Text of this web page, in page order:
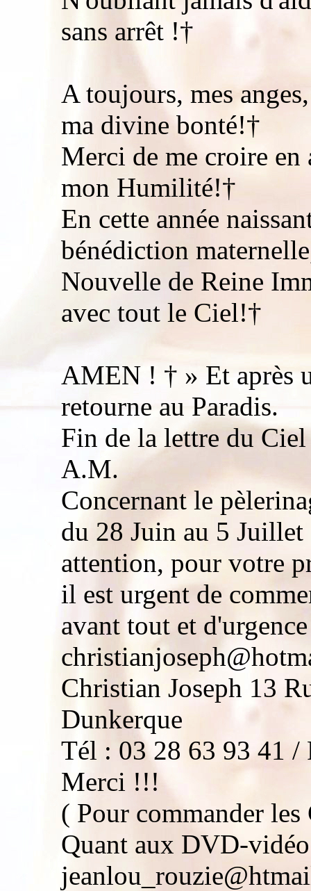
sans arrêt !†
A toujours, mes
ma divine bonté!†
Merci de me croire en
mon Humilité!†
En cette année
bénédiction
Nouvelle de Reine
avec tout le Ciel!†
AMEN ! † » Et après
retourne au Paradis.
Fin de la lettre du
A.M.
Concernant le
du 28 Juin au 5 Juillet
attention, pour votre
il est urgent de
avant tout et
Christian Joseph 13
Dunkerque
Tél : 03 28 63 93 41 /
Merci !!!
( Pour commander les
Quant aux DVD-